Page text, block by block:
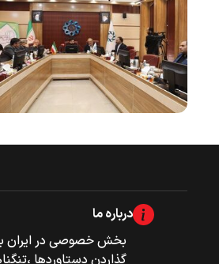
درباره ما
بخش خصوصی‌‌ در ایران
گذاردن دستاوردها